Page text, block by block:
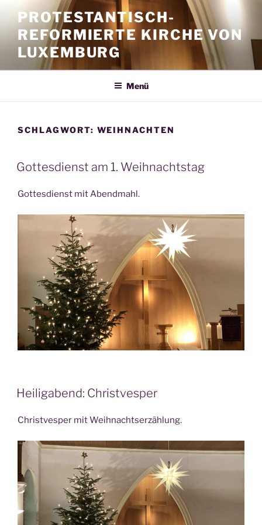
Inhalt
springen
PROTESTANTISCH-
REFORMIERTE KIRCHE VON
LUXEMBURG
Menü
SCHLAGWORT: WEIHNACHTEN
Gottesdienst am 1. Weihnachtstag
Gottesdienst mit Abendmahl.
Heiligabend: Christvesper
Christvesper mit Weihnachtserzählung.